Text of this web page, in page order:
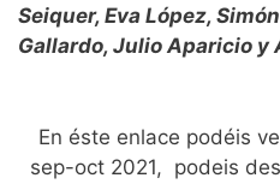
Seiquer, Eva López,
Gallardo, Julio Aparicio y
En éste enlace podéis
sep-oct 2021, podeis